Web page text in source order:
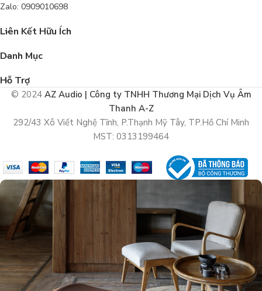
Zalo: 0909010698
Liên Kết Hữu Ích
Danh Mục
Hỗ Trợ
© 2024 AZ Audio | Công ty TNHH Thương Mại Dịch Vụ Âm
Thanh A-Z
292/43 Xô Viết Nghệ Tĩnh, P.Thạnh Mỹ Tây, TP.Hồ Chí Minh
MST: 0313199464